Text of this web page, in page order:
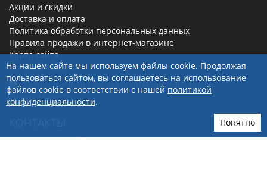
Акции и скидки
Доставка и оплата
Политика обработки персональных данных
Правила продажи в интернет-магазине
Карта сайта
Личный кабинет
630019, г.Новосибирск,ул. Малыгина, д. 7
На нашем сайте мы используем файлы cookie. Продолжая
пользоваться сайтом, вы соглашаетесь на использование
файлов cookie в соответствии с нашей политикой
конфиденциальности.
Понятно